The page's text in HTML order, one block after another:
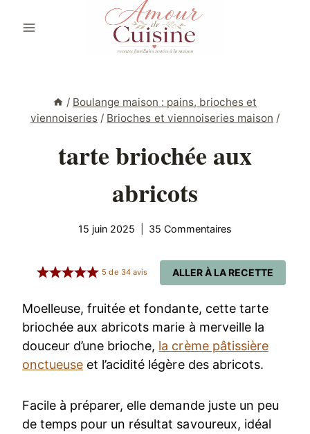
/ Boulange maison : pains, brioches et
viennoiseries / Brioches et viennoiseries maison /
tarte briochée aux
abricots
15 juin 2025 35 Commentaires
ALLER À LA RECETTE
5 de 34avis
Moelleuse, fruitée et fondante, cette tarte
briochée aux abricots marie à merveille la
douceur d’une brioche, la crème pâtissière
onctueuse et l’acidité légère des abricots.
Facile à préparer, elle demande juste un peu
de temps pour un résultat savoureux, idéal